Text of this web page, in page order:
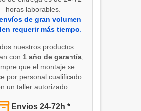
horas laborables.
de gran volumen
requerir más tiempo
nuestros productos
con 1 año de garantía
que el montaje se
por personal cualificado
un taller autorizado.
Envíos 24-72h *